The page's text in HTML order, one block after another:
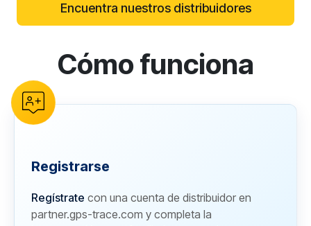
Encuentra nuestros distribuidores
reCAPTCHA verification
Cómo funciona
Registrarse
Regístrate con una cuenta de distribuidor en
partner.gps-trace.com y completa la